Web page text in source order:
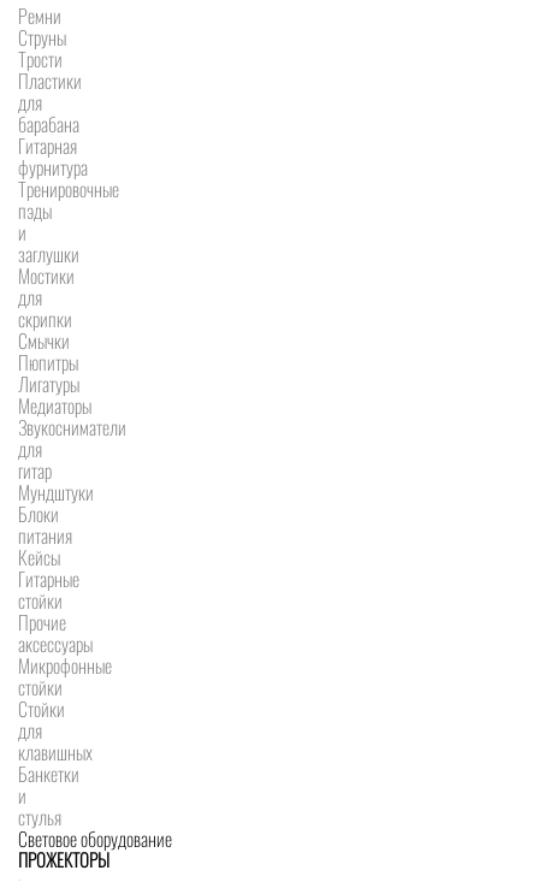
Ремни
Струны
Трости
Пластики
для
барабана
Гитарная
фурнитура
Тренировочные
пэды
и
заглушки
Мостики
для
скрипки
Смычки
Пюпитры
Лигатуры
Медиаторы
Звукосниматели
для
гитар
Мундштуки
Блоки
питания
Кейсы
Гитарные
стойки
Прочие
аксессуары
Микрофонные
стойки
Стойки
для
клавишных
Банкетки
и
стулья
Световое оборудование
ПРОЖЕКТОРЫ